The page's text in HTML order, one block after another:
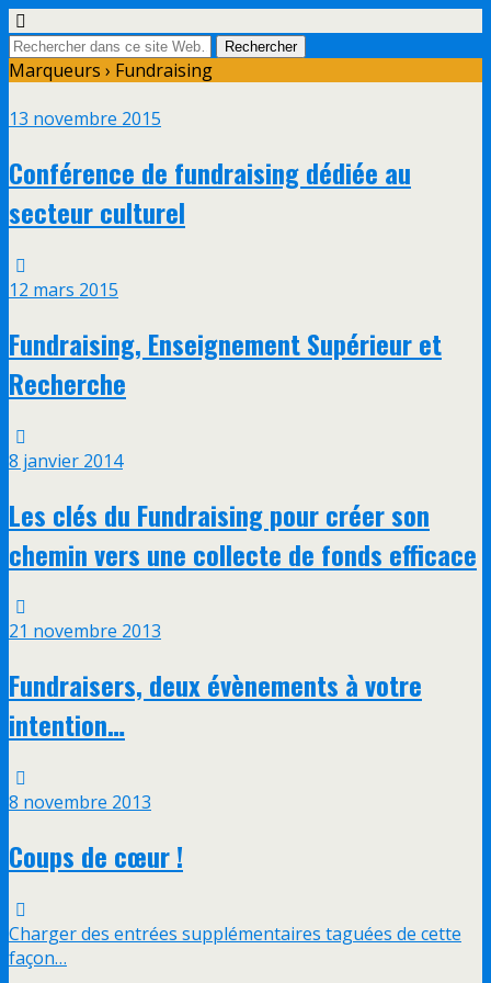
Marqueurs › Fundraising
13 novembre 2015
Conférence de fundraising dédiée au
secteur culturel
12 mars 2015
Fundraising, Enseignement Supérieur et
Recherche
8 janvier 2014
Les clés du Fundraising pour créer son
chemin vers une collecte de fonds efficace
21 novembre 2013
Fundraisers, deux évènements à votre
intention…
8 novembre 2013
Coups de cœur !
Charger des entrées supplémentaires taguées de cette
façon…